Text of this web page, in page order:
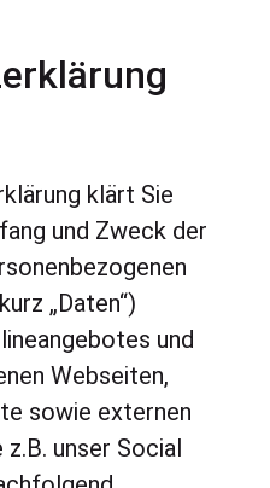
klärt Sie
und Zweck der
„Daten“)
und
Webseiten,
sowie externen
z.B. unser Social